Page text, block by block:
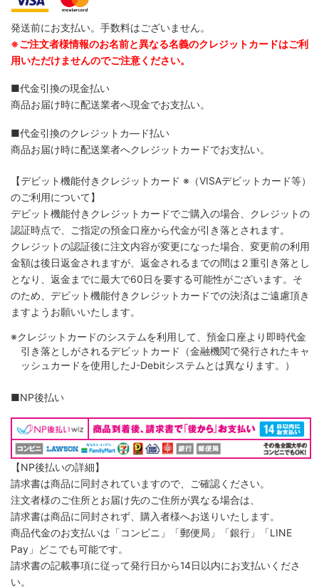
発送前にお支払い。手数料はございません。
※ご注文者様情報のお名前と異なる名義のクレジットカードはご利
用いただけませんのでご注意ください。
■代金引換の現金払い
商品お届け時に配送業者へ現金でお支払い。
■代金引換のクレジットカ―ド払い
商品お届け時に配送業者へクレジットカードでお支払い。
【デビット機能付きクレジットカード ※（VISAデビットカード等）
のご利用について】
デビット機能付きクレジットカードでご購入の場合、クレジットの
認証時点で、ご指定の預金口座から代金が引き落とされます。
クレジットの認証後に注文内容が変更になった場合、変更前の利用
金額は後日返金されますが、返金されるまでの間は２重引き落とし
となり、返金までに最大で60日を要する可能性がございます。そ
のため、デビット機能付きクレジットカードでの決済はご遠慮頂き
ますようお願いいたします。
※クレジットカードのシステムを利用して、預金口座より即時代金
引き落としがされるデビットカード（金融機関で発行されたキャ
ッシュカードを使用したJ-Debitシステムとは異なります。）
■NP後払い
【NP後払いの詳細】
請求書は商品に同封されていますので、ご確認ください。
注文者様のご住所とお届け先のご住所が異なる場合は、
請求書は商品に同封されず、購入者様へお送りいたします。
商品代金のお支払いは「コンビニ」「郵便局」「銀行」「LINE
Pay」どこでも可能です。
請求書の記載事項に従って発行日から14日以内にお支払いくださ
い。